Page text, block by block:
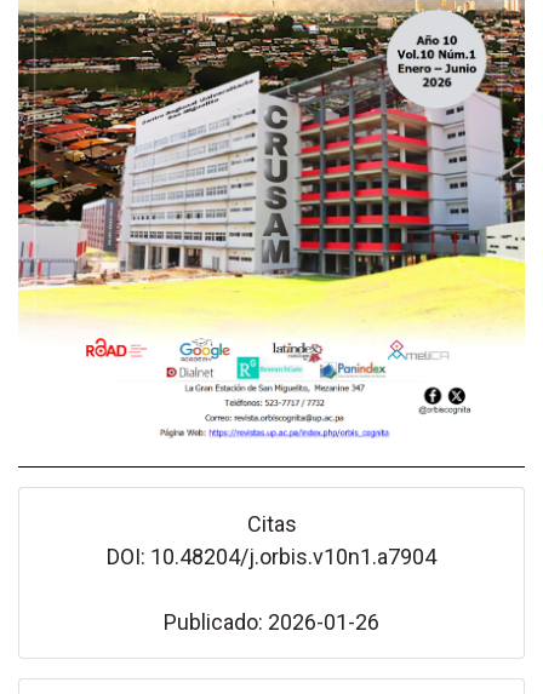
Citas
DOI: 10.48204/j.orbis.v10n1.a7904
Publicado: 2026-01-26